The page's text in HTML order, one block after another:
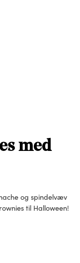
med
og spindelvæv
til Halloween!